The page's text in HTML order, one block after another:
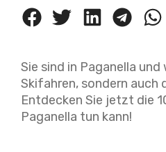
Sie sind in Paganella
Skifahren, sondern auch
Entdecken Sie jetzt die
Paganella tun kann!